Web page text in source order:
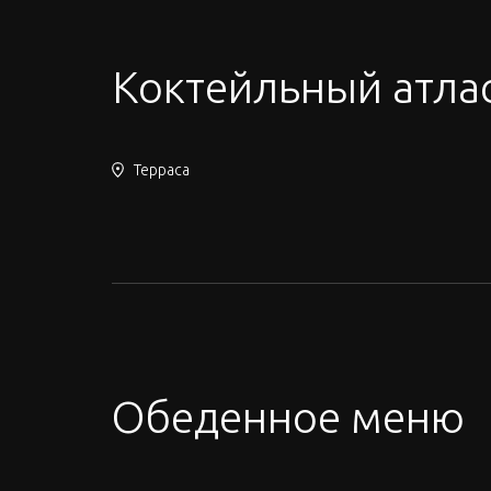
Коктейльный
Терраса
Обеденное меню